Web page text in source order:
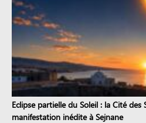
Eclipse partielle du Soleil : la Cité des
manifestation inédite à Sejnane